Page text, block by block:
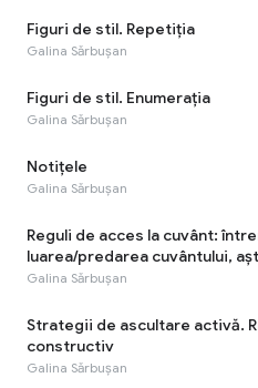
Figuri de stil. Repetiția
Galina Sărbușan
Figuri de stil. Enumerația
Galina Sărbușan
Notițele
Galina Sărbușan
Reguli de acces la cuvânt:
luarea/predarea cuvântului,
Galina Sărbușan
Strategii de ascultare activă.
constructiv
Galina Sărbușan